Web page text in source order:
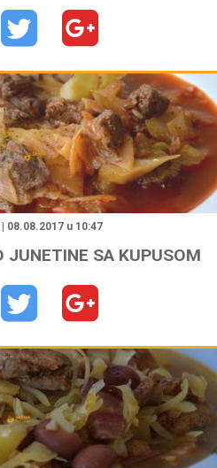
"
| 08.08.2017 u 10:47
JUNETINE SA KUPUSOM